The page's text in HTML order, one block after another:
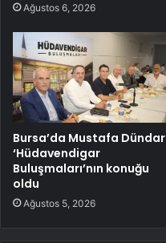
Ağustos 6, 2026
Bursa’da Mustafa Dündar
‘Hüdavendigar
Buluşmaları’nın konuğu
oldu
Ağustos 5, 2026